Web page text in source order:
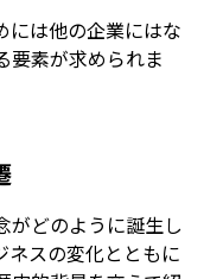
には他の企業にはな
要素が求められま
がどのように誕生し
ネスの変化とともに